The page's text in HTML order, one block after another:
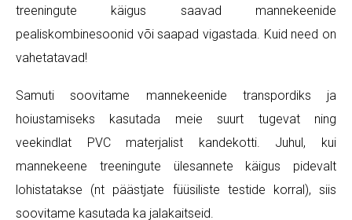
treeningute käigus saavad mannekeenide
pealiskombinesoonid või saapad vigastada. Kuid need on
vahetatavad!
Samuti soovitame mannekeenide transpordiks ja
hoiustamiseks kasutada meie suurt tugevat ning
veekindlat PVC materjalist kandekotti. Juhul, kui
mannekeene treeningute ülesannete käigus pidevalt
lohistatakse (nt päästjate füüsiliste testide korral), siis
soovitame kasutada ka jalakaitseid.